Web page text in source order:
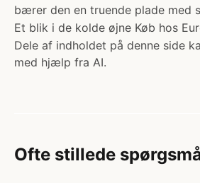
bærer den en truende plade med
Et blik i de kolde øjne Køb hos
Dele af indholdet på denne side
med hjælp fra AI.
Ofte stillede